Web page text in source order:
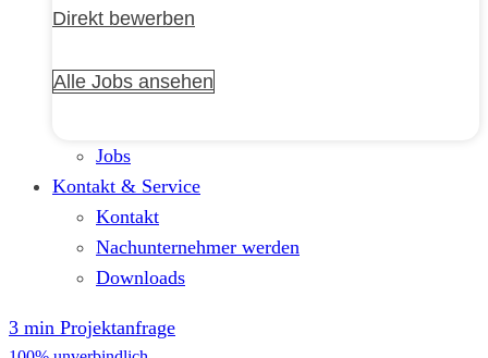
Direkt bewerben
Alle Jobs ansehen
Jobs
Kontakt & Service
Kontakt
Nachunternehmer werden
Downloads
3 min Projektanfrage